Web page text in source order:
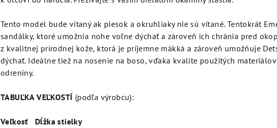
Tento model bude vítaný ak piesok a okruhliaky nie sú vítané. Tentokrát
sandálky, ktoré umožnia nohe voľne dýchať a zároveň ich chránia pred
z kvalitnej prírodnej kože, ktorá je príjemne mäkká a zároveň umožňuje
dýchať. Ideálne tiež na nosenie na boso, vďaka kvalite použitých
odreniny.
TABUĽKA VEĽKOSTÍ (podľa výrobcu):
Veľkosť Dĺžka stielky